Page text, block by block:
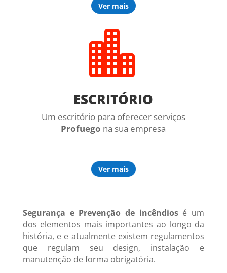
Ver mais

ESCRITÓRIO
Um escritório para oferecer serviços
Profuego na sua empresa
Ver mais
Segurança e Prevenção de incêndiosé um
dos elementos mais importantes ao longo da
história, e e atualmente existem regulamentos
que regulam seu design, instalação e
manutenção de forma obrigatória.